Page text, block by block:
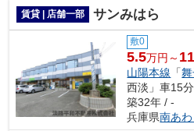
賃貸 | 店舗一部 サンみはら
敷0
5.5万円～
山陽本線 「
西淡」車15分
築32年 / -
兵庫県南あ